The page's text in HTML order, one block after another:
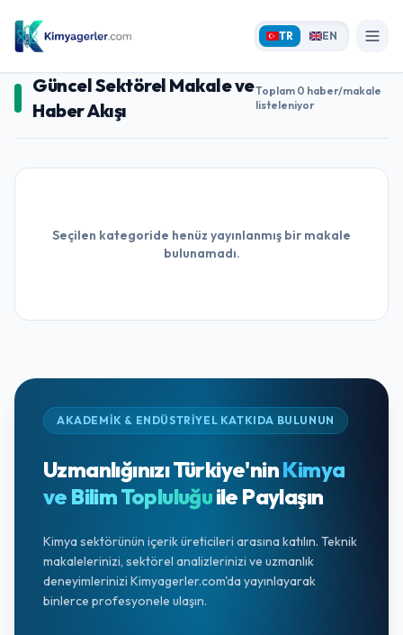
TR EN
Güncel Sektörel Makale ve
Haber Akışı
Toplam 0 haber/makale
listeleniyor
Seçilen kategoride henüz yayınlanmış bir makale
bulunamadı.
AKADEMİK & ENDÜSTRİYEL KATKIDA BULUNUN
Uzmanlığınızı Türkiye'ninKimya
ve Bilim Topluluğuile Paylaşın
Kimya sektörünün içerik üreticileri arasına katılın. Teknik
makalelerinizi, sektörel analizlerinizi ve uzmanlık
deneyimlerinizi Kimyagerler.com'da yayınlayarak
binlerce profesyonele ulaşın.